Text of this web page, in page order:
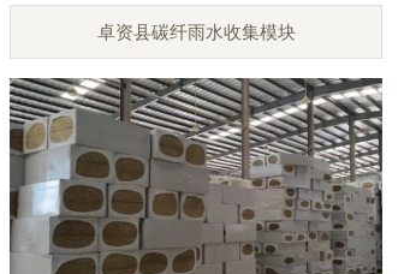
卓资县碳纤雨水收集模块